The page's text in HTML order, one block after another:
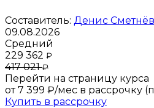
Составитель: Денис Сметнёв
09.08.2026
Средний
229 362 ₽
417 021₽
Перейти на страницу курса
от 7 399 ₽/мес в рассрочку
Купить в рассрочку